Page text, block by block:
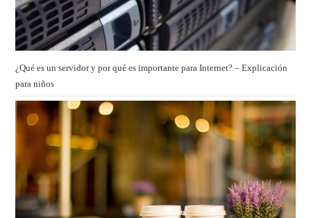
¿Qué es un servidor y por qué es importante para Internet? – Explicación
para niños